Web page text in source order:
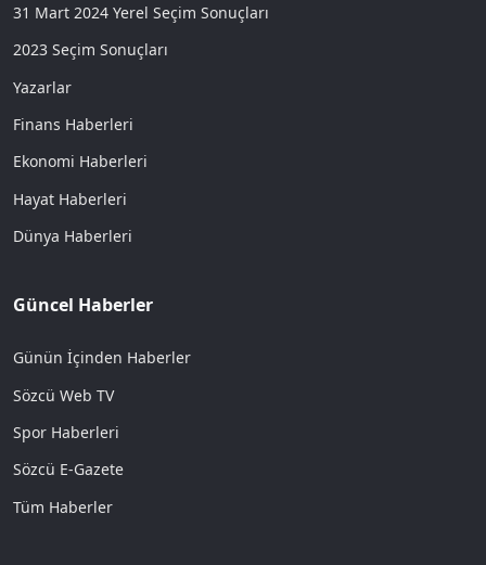
31 Mart 2024 Yerel Seçim Sonuçları
2023 Seçim Sonuçları
Yazarlar
Finans Haberleri
Ekonomi Haberleri
Hayat Haberleri
Dünya Haberleri
Güncel Haberler
Günün İçinden Haberler
Sözcü Web TV
Spor Haberleri
Sözcü E-Gazete
Tüm Haberler